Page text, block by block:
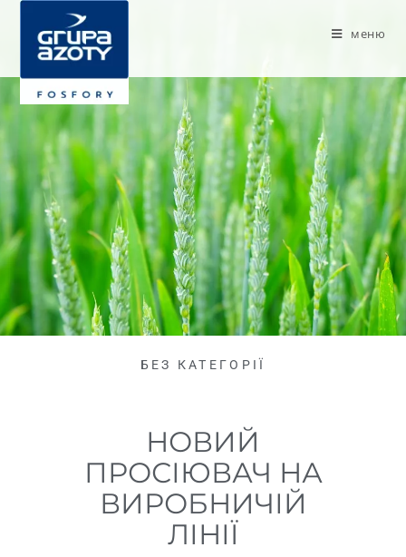
меню
БЕЗ КАТЕГОРІЇ
НОВИЙ
ПРОСІЮВАЧ НА
ВИРОБНИЧІЙ
ЛІНІЇ